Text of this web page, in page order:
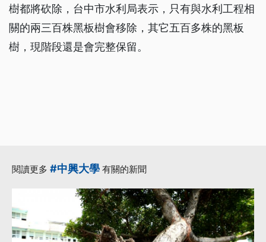
樹都將砍除，台中市水利局表示，只有與水利工程相
關的兩三百株黑板樹會移除，其它五百多株的黑板
樹，現階段還是會完整保留。
閱讀更多 #中興大學 有關的新聞